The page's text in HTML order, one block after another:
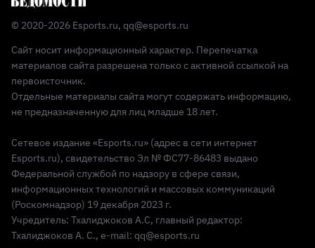
© 2020-2026 Esports.ru, qq@esports.ru
Сайт носит информационный характер. Перепечатка
материалов сайта разрешена только с активной ссылкой на
первоисточник.
Отдельные материалы сайта могут содержать информацию,
не предназначенную для лиц младше 18 лет.
Сетевое издание «Esports.ru» (адрес в сети интернет
Esports.ru), свидетельство Эл № ФС77-86483 выдано
Федеральной службой по надзору в сфере связи,
информационных технологий и массовых коммуникаций
(Роскомнадзор) 19 декабря 2023 г.
Учредитель: Тхалиджоков А.С, главный редактор:
Тхалиджоков А. С., e-mail: qq@esports.ru